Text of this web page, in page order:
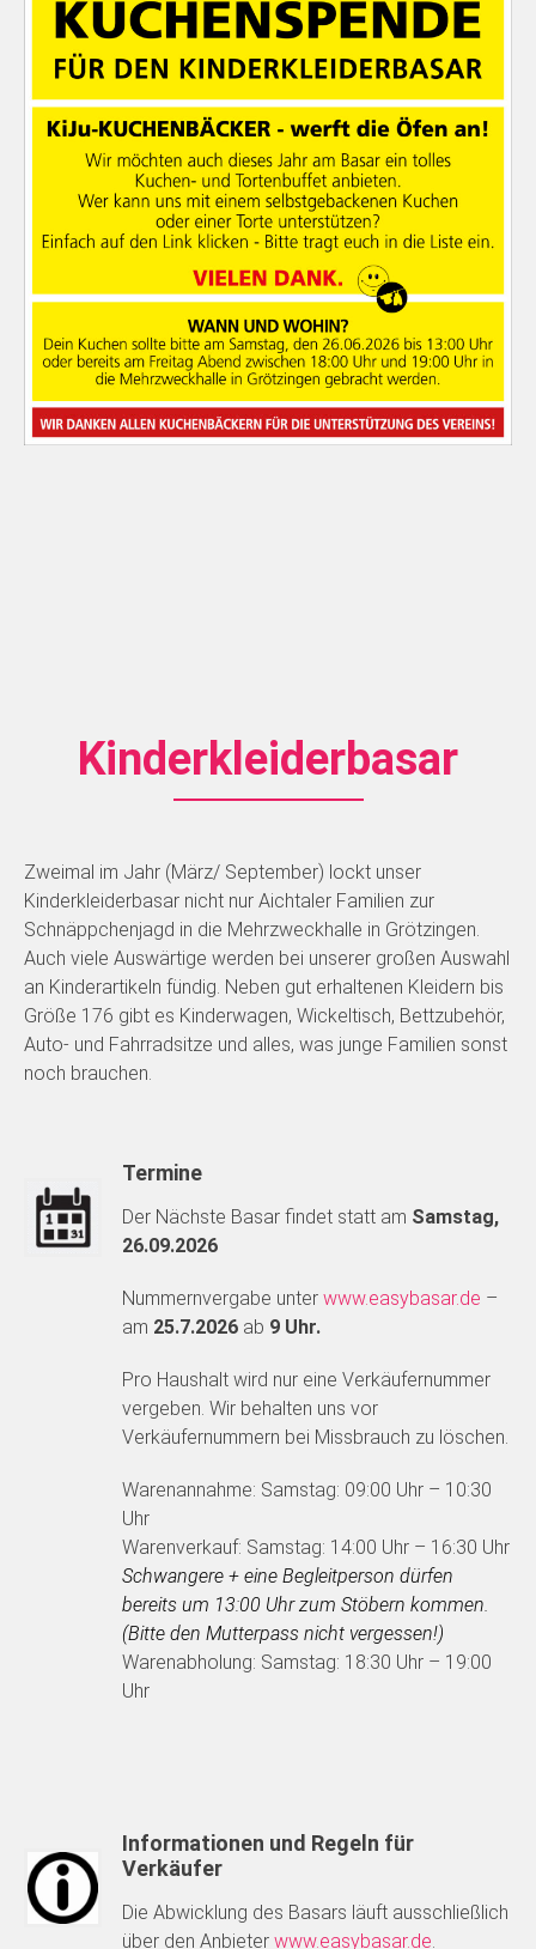
Kinderkleiderbasar
Zweimal im Jahr (März/ September) lockt unser
Kinderkleiderbasar nicht nur Aichtaler Familien zur
Schnäppchenjagd in die Mehrzweckhalle in Grötzingen.
Auch viele Auswärtige werden bei unserer großen Auswahl
an Kinderartikeln fündig. Neben gut erhaltenen Kleidern bis
Größe 176 gibt es Kinderwagen, Wickeltisch, Bettzubehör,
Auto- und Fahrradsitze und alles, was junge Familien sonst
noch brauchen.
Termine
Der Nächste Basar findet statt am Samstag,
26.09.2026
Nummernvergabe unter www.easybasar.de –
am 25.7.2026ab 9 Uhr.
Pro Haushalt wird nur eine Verkäufernummer
vergeben. Wir behalten uns vor
Verkäufernummern bei Missbrauch zu löschen.
Warenannahme: Samstag: 09:00 Uhr – 10:30
Uhr
Warenverkauf: Samstag: 14:00 Uhr – 16:30 Uhr
Schwangere + eine Begleitperson dürfen
bereits um 13:00 Uhr zum Stöbern kommen.
(Bitte den Mutterpass nicht vergessen!)
Warenabholung: Samstag: 18:30 Uhr – 19:00
Uhr
Informationen und Regeln für
Verkäufer
Die Abwicklung des Basars läuft ausschließlich
über den Anbieter www.easybasar.de.